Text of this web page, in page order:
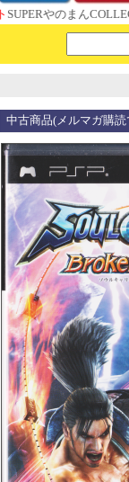
やのまん
中古商品(メルマガ購